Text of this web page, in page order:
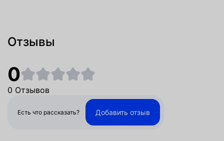
Отзывы
0
0 Отзывов
Есть что рассказать? Добавить отзыв